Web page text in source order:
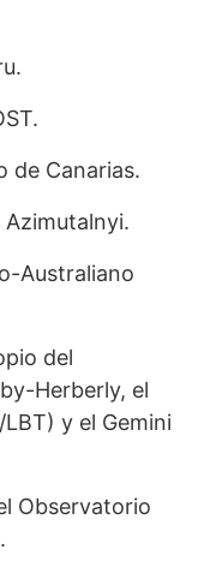
de Canarias.
Azimutalnyi.
Australiano
del
Herberly, el
y el Gemini
Observatorio